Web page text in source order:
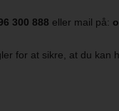
300 888 eller mail på:
for at sikre, at du kan